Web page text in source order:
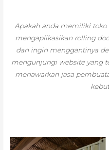
Apakah anda memiliki toko
mengaplikasikan rolling
dan ingin menggantinya
mengunjungi website yang
menawarkan jasa